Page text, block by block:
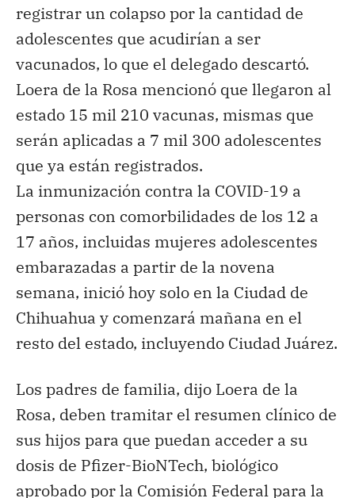
registrar un colapso por la cantidad de
adolescentes que acudirían a ser
vacunados, lo que el delegado descartó.
Loera de la Rosa mencionó que llegaron al
estado 15 mil 210 vacunas, mismas que
serán aplicadas a 7 mil 300 adolescentes
que ya están registrados.
La inmunización contra la COVID-19 a
personas con comorbilidades de los 12 a
17 años, incluidas mujeres adolescentes
embarazadas a partir de la novena
semana, inició hoy solo en la Ciudad de
Chihuahua y comenzará mañana en el
resto del estado, incluyendo Ciudad Juárez.
Los padres de familia, dijo Loera de la
Rosa, deben tramitar el resumen clínico de
sus hijos para que puedan acceder a su
dosis de Pfizer-BioNTech, biológico
aprobado por la Comisión Federal para la